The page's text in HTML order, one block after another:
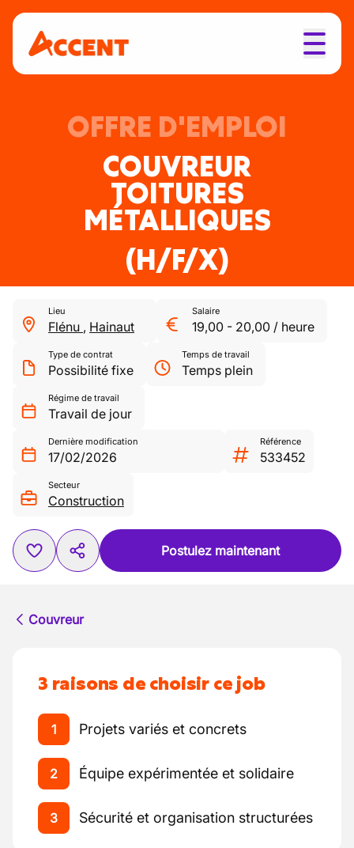
OFFRE D'EMPLOI
COUVREUR
TOITURES
MÉTALLIQUES
(H/F/X)
Lieu
Flénu , Hainaut
Salaire
19,00 - 20,00 / heure
Type de contrat
Possibilité fixe
Temps de travail
Temps plein
Régime de travail
Travail de jour
Dernière modification
17/02/2026
Référence
533452
Secteur
Construction
Postulez maintenant
Couvreur
3 raisons de choisir ce job
1 Projets variés et concrets
2 Équipe expérimentée et solidaire
3 Sécurité et organisation structurées